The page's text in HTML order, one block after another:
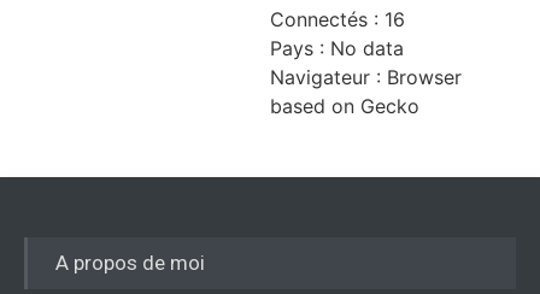
Connectés : 16
Pays : No data
Navigateur : Browser
based on Gecko
A propos de moi